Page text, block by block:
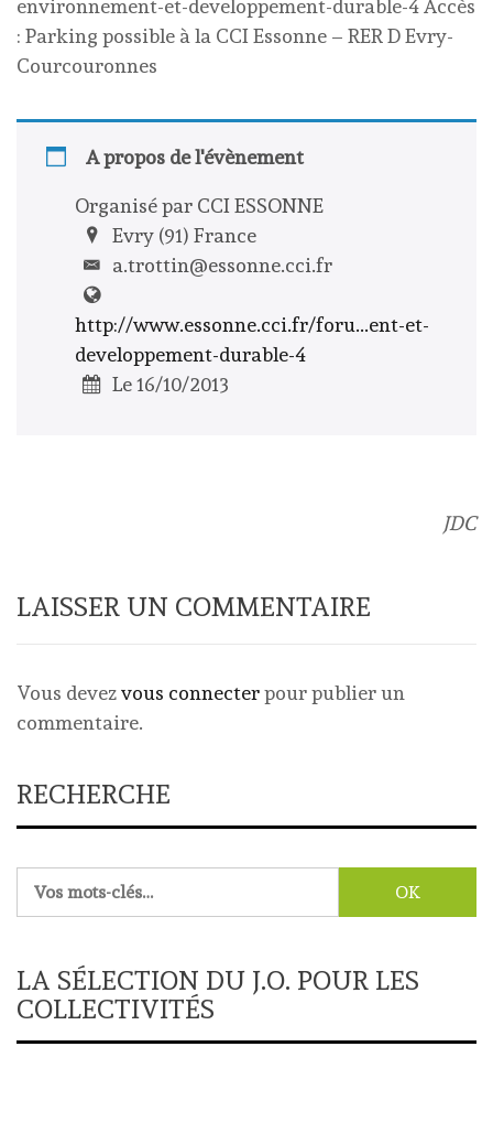
environnement-et-developpement-durable-4 Accès
: Parking possible à la CCI Essonne – RER D Evry-
Courcouronnes
A propos de l'évènement
Organisé par CCI ESSONNE
Evry (91) France
a.trottin@essonne.cci.fr
http://www.essonne.cci.fr/foru...ent-et-
developpement-durable-4
Le 16/10/2013
JDC
LAISSER UN COMMENTAIRE
Vous devezvous connecterpour publier un
commentaire.
RECHERCHE
LA SÉLECTION DU J.O. POUR LES
COLLECTIVITÉS